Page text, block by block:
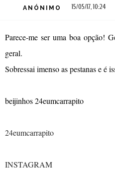
ANÓNIMO 15/05/17, 10:24
Parece-me ser uma boa opção!
geral.
Sobressai imenso as pestanas e é
beijinhos 24eumcarrapito
24eumcarrapito
INSTAGRAM